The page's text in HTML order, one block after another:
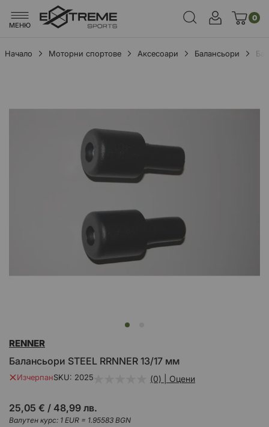
МЕНЮ
0
Начало Моторни спортове Аксесоари Балансьори
към
на
галерия
Балансьори STEEL RRNNER 13/17 мм
RENNER
ИзчерпанSKU 2025 (0) | Оцени
25,05 € / 48,99 лв.
Валутен курс: 1 EUR = 1.95583 BGN